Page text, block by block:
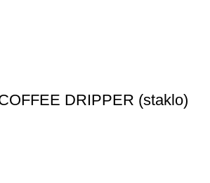
DRIPPER (staklo)